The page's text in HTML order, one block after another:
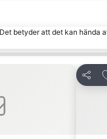
betyder att det kan hända
Dela